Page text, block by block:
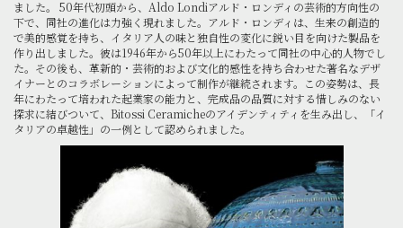
ました。 50年代初頭から、Aldo Londiアルド・ロンディの芸術的方向性の
下で、同社の進化は力強く現れました。アルド・ロンディは、生来の創造的
で美的感覚を持ち、イタリア人の味と独自性の変化に鋭い目を向けた製品を
作り出しました。彼は1946年から50年以上にわたって同社の中心的人物でし
た。その後も、革新的・芸術的および文化的感性を持ち合わせた著名なデザ
イナーとのコラボレーションによって制作が継続されます。この姿勢は、長
年にわたって培われた起業家の能力と、完成品の品質に対する惜しみのない
探求に結びついて、Bitossi Ceramicheのアイデンティティを生み出し、「イ
タリアの卓越性」の一例として認められました。